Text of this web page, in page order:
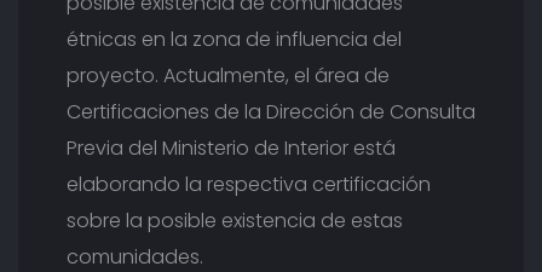
étnicas en la zona de influencia del
proyecto. Actualmente, el área de
Certificaciones de la Dirección de Consulta
Previa del Ministerio de Interior está
elaborando la respectiva certificación
sobre la posible existencia de estas
comunidades.